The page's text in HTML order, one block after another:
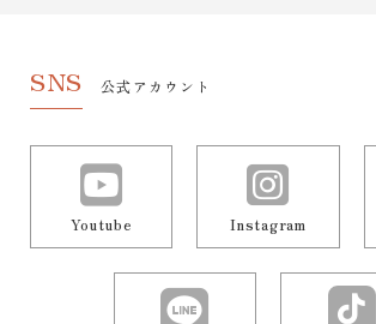
SNS 公式アカウント
Youtube Instagram